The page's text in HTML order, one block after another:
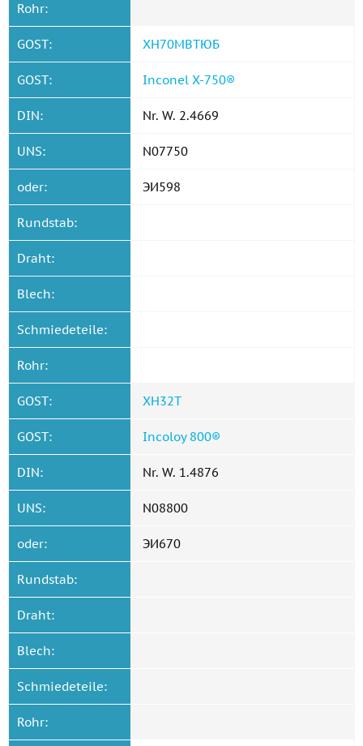
Rohr:
GOST: ХН70МВТЮБ
GOST: Inconel X-750®
DIN: Nr. W. 2.4669
UNS: N07750
oder: ЭИ598
Rundstab:
Draht:
Blech:
Schmiedeteile:
Rohr:
GOST: ХН32Т
GOST: Incoloy 800®
DIN: Nr. W. 1.4876
UNS: N08800
oder: ЭИ670
Rundstab:
Draht:
Blech:
Schmiedeteile:
Rohr: